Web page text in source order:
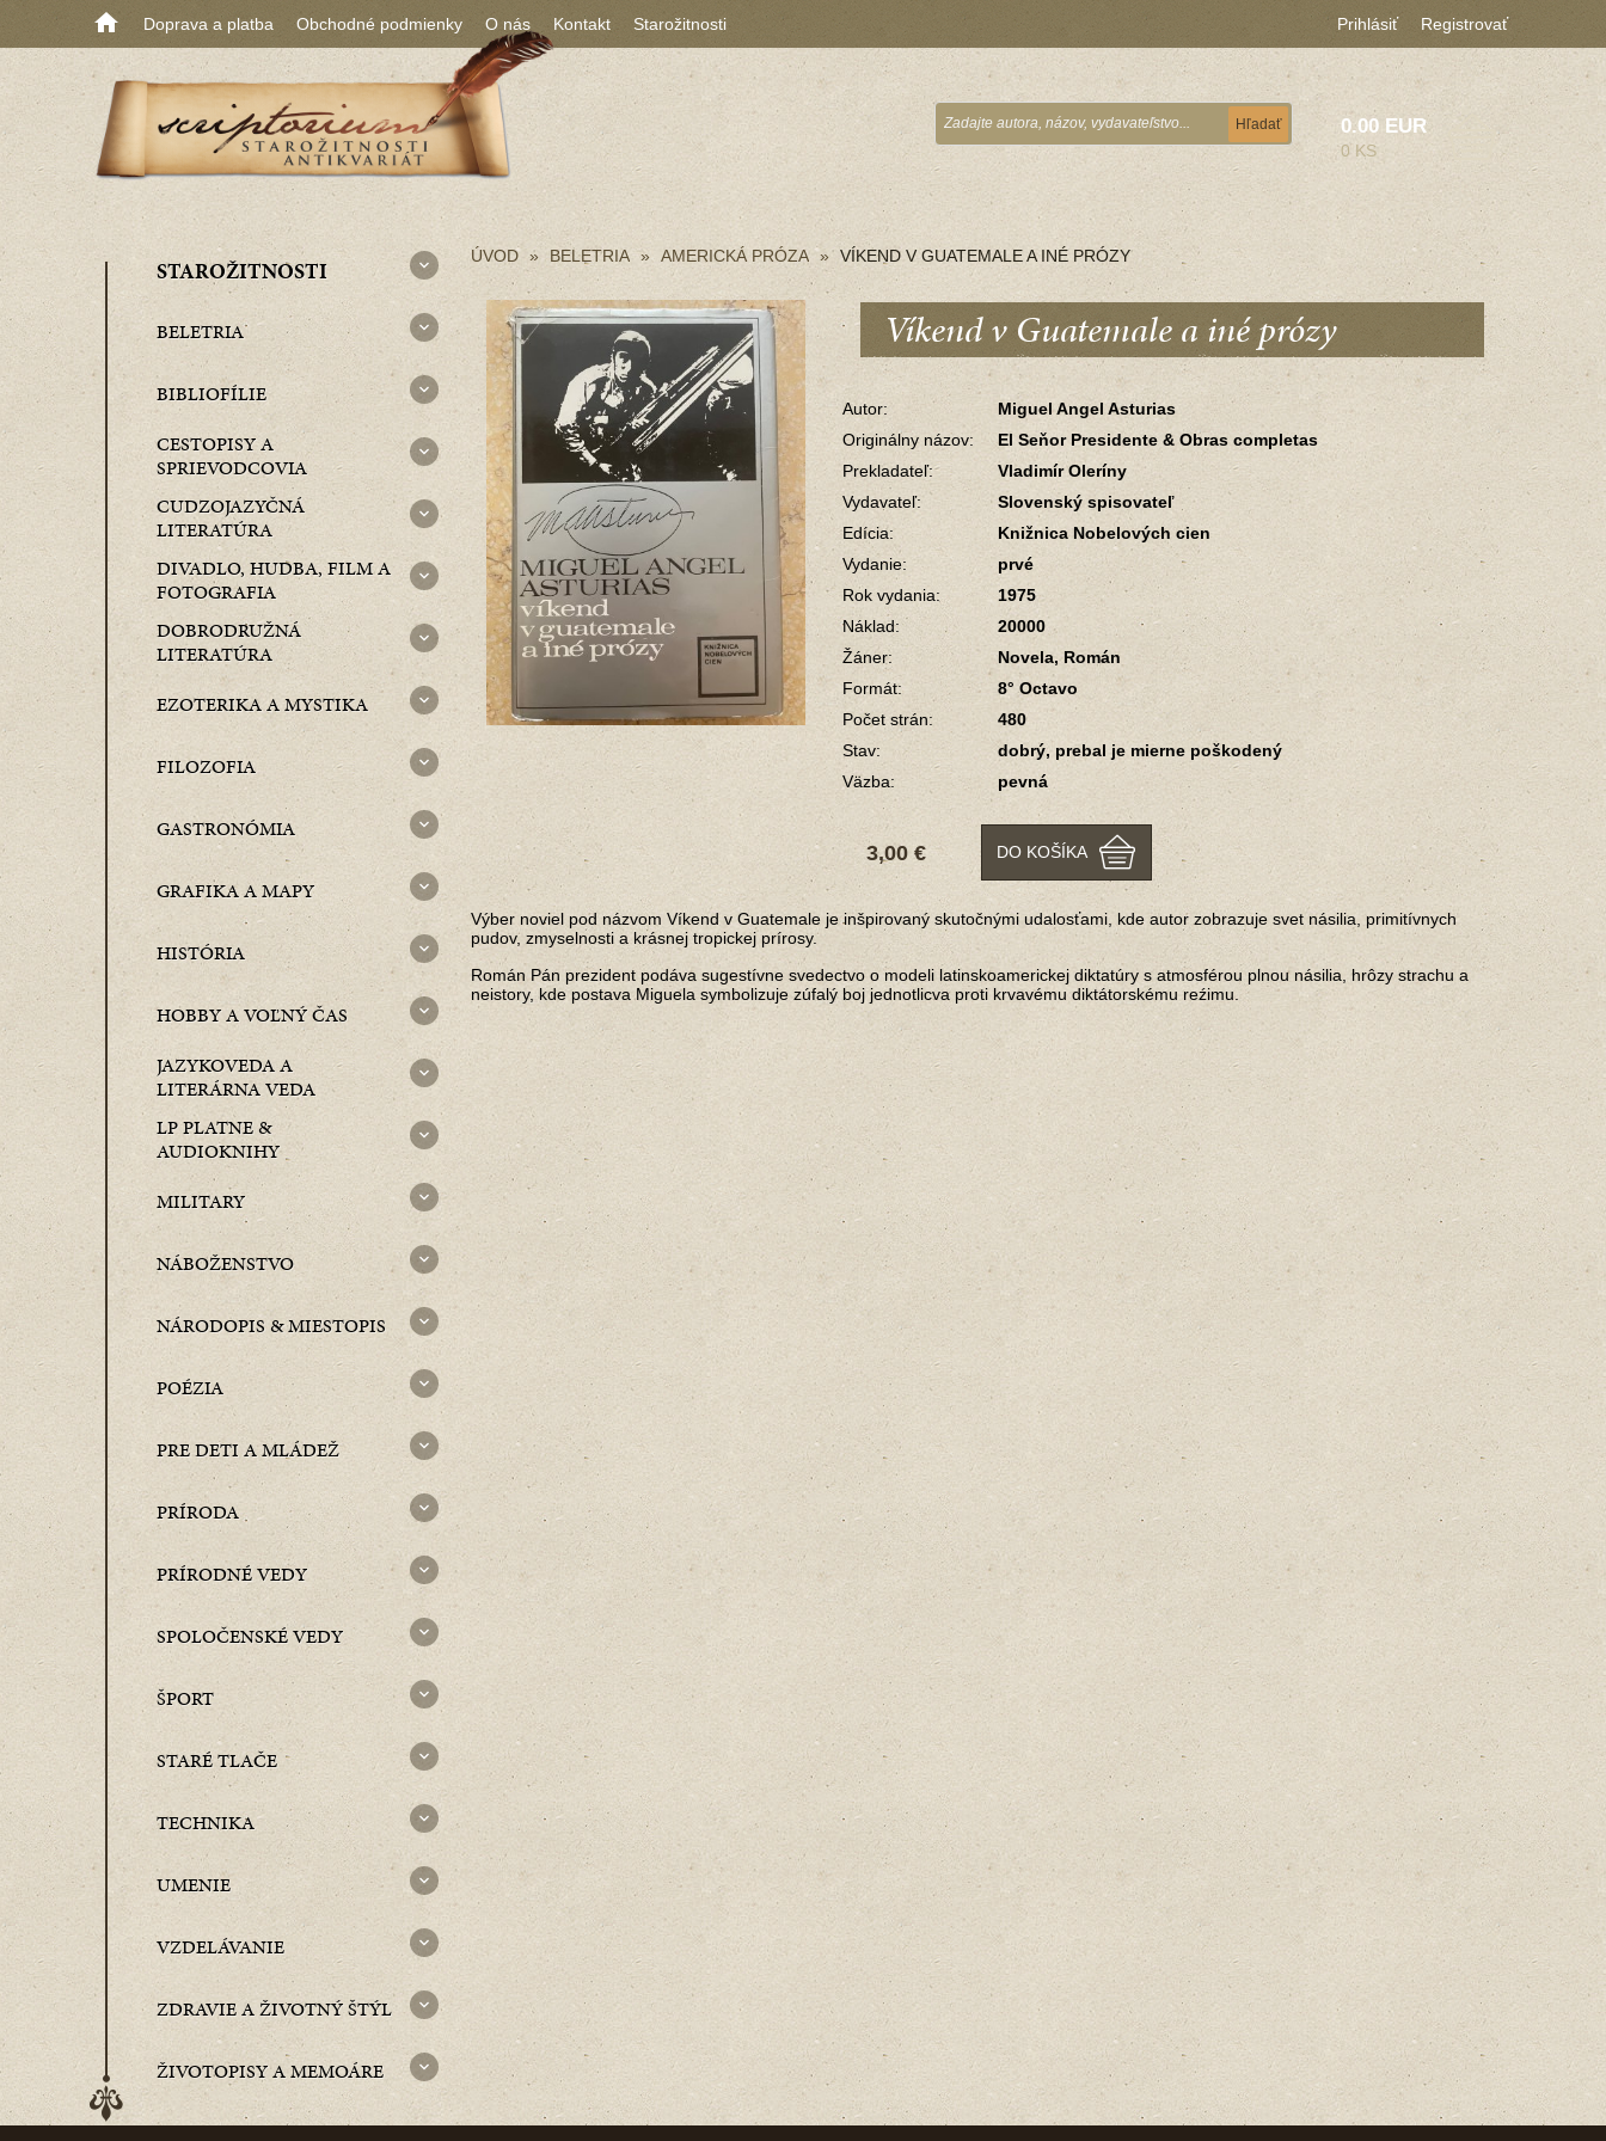
Doprava a platba Obchodné podmienky O nás Kontakt Starožitnosti Prihlásiť Registrovať
0.00 EUR
0 KS
Hľadať
BELETRIA
BIBLIOFÍLIE
CESTOPISY A
SPRIEVODCOVIA
CUDZOJAZYČNÁ
LITERATÚRA
DIVADLO, HUDBA, FILM A
FOTOGRAFIA
DOBRODRUŽNÁ
LITERATÚRA
EZOTERIKA A MYSTIKA
FILOZOFIA
GASTRONÓMIA
GRAFIKA A MAPY
HISTÓRIA
HOBBY A VOĽNÝ ČAS
JAZYKOVEDA A
LITERÁRNA VEDA
LP PLATNE &
AUDIOKNIHY
MILITARY
NÁBOŽENSTVO
NÁRODOPIS & MIESTOPIS
POÉZIA
PRE DETI A MLÁDEŽ
PRÍRODA
PRÍRODNÉ VEDY
SPOLOČENSKÉ VEDY
ŠPORT
STARÉ TLAČE
STAROŽITNOSTI
TECHNIKA
UMENIE
VZDELÁVANIE
ZDRAVIE A ŽIVOTNÝ ŠTÝL
ŽIVOTOPISY A MEMOÁRE
ÚVOD BELETRIA AMERICKÁ PRÓZA VÍKEND V GUATEMALE A INÉ PRÓZY
Víkend v Guatemale a iné prózy
Autor:
Miguel Angel Asturias
Originálny názov:
El Seňor Presidente & Obras completas
Prekladateľ:
Vladimír Oleríny
Vydavateľ:
Slovenský spisovateľ
Edícia:
Knižnica Nobelových cien
Vydanie:
prvé
Rok vydania:
1975
Náklad:
20000
Žáner:
Novela, Román
Formát:
8° Octavo
Počet strán:
480
Stav:
dobrý, prebal je mierne poškodený
Väzba:
pevná
3,00 € DO KOŠÍKA
Výber noviel pod názvom Víkend v Guatemale je inšpirovaný skutočnými udalosťami, kde autor zobrazuje svet násilia, primitívnych
pudov, zmyselnosti a krásnej tropickej prírosy.
Román Pán prezident podáva sugestívne svedectvo o modeli latinskoamerickej diktatúry s atmosférou plnou násilia, hrôzy strachu a
neistory, kde postava Miguela symbolizuje zúfalý boj jednotlicva proti krvavému diktátorskému reźimu.